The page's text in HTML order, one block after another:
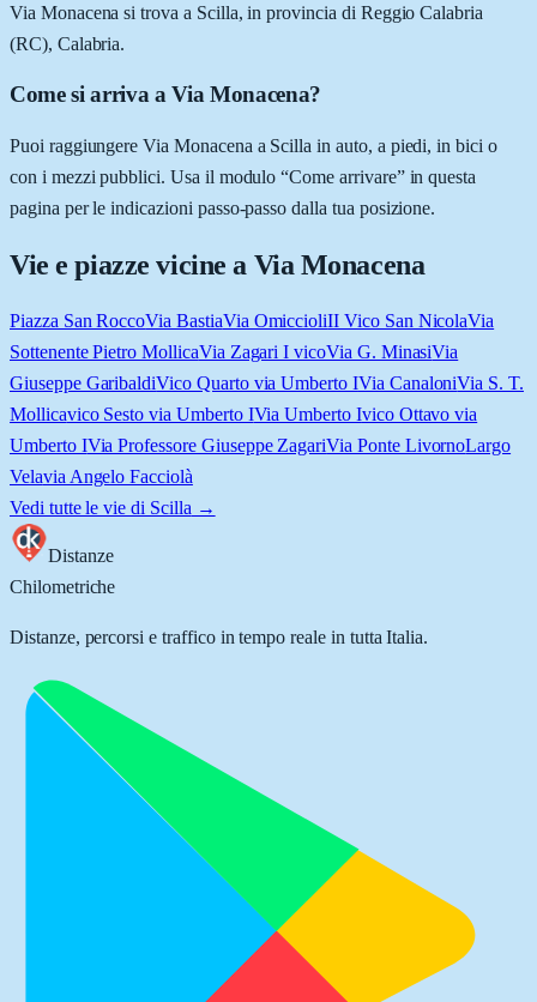
Via Monacena si trova a Scilla, in provincia di Reggio Calabria
(RC), Calabria.
Come si arriva a Via Monacena?
Puoi raggiungere Via Monacena a Scilla in auto, a piedi, in bici o
con i mezzi pubblici. Usa il modulo “Come arrivare” in questa
pagina per le indicazioni passo-passo dalla tua posizione.
Vie e piazze vicine a Via Monacena
Piazza San RoccoVia BastiaVia OmiccioliII Vico San NicolaVia
Sottenente Pietro MollicaVia Zagari I vicoVia G. MinasiVia
Giuseppe GaribaldiVico Quarto via Umberto IVia CanaloniVia S. T.
Mollicavico Sesto via Umberto IVia Umberto Ivico Ottavo via
Umberto IVia Professore Giuseppe ZagariVia Ponte LivornoLargo
Velavia Angelo Facciolà
Vedi tutte le vie di Scilla →
Distanze
Chilometriche
Distanze, percorsi e traffico in tempo reale in tutta Italia.